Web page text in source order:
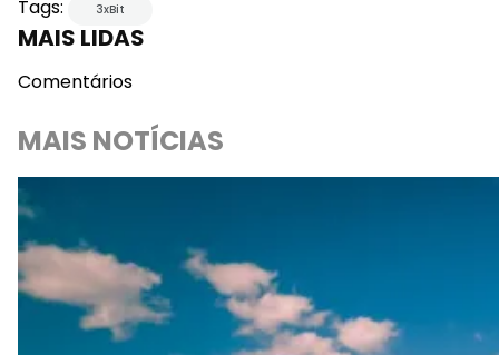
Tags: 3xBit
MAIS LIDAS
Comentários
MAIS NOTÍCIAS